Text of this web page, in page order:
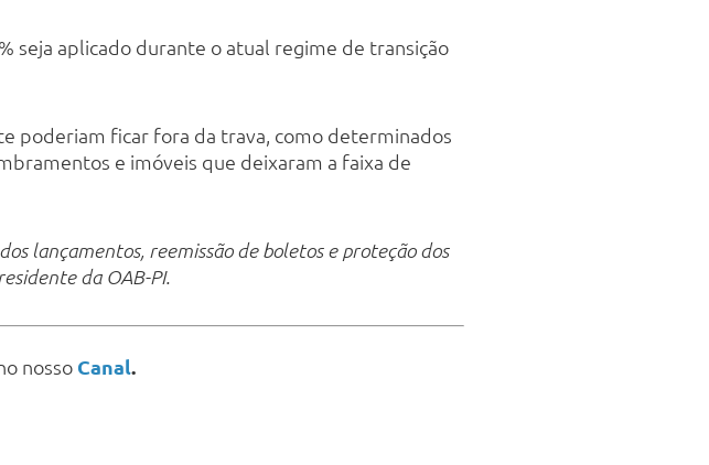
seja aplicado durante o atual regime de transição
poderiam ficar fora da trava, como determinados
e imóveis que deixaram a faixa de
lançamentos, reemissão de boletos e proteção dos
da OAB-PI.
nosso Canal.